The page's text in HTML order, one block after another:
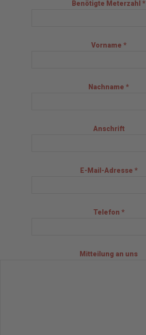
Benötigte Meterzahl *
Vorname *
Nachname *
Anschrift
E-Mail-Adresse *
Telefon *
Mitteilung an uns